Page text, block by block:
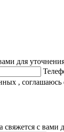
для
, соглашаюсь
с вами